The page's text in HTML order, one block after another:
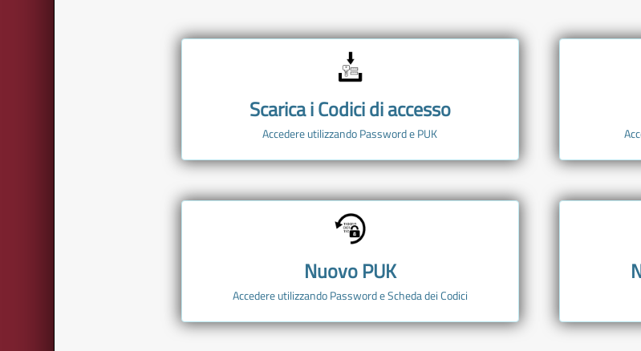
Scarica i Codici di accesso
Accedere utilizzando Password e PUK
Nuovo PUK
Accedere utilizzando Password e Scheda dei Codici